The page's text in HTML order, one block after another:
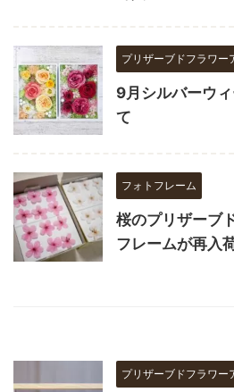
プリザーブドフラワー
9月シルバーウ
て
フォトフレーム
桜のプリザーブ
フレームが再入
プリザーブドフラワー